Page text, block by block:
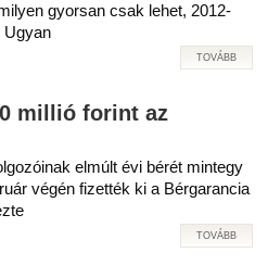
gyorsan csak lehet, 2012-
Ugyan
TOVÁBB
millió forint az
elmúlt évi bérét mintegy
végén fizették ki a Bérgarancia
TOVÁBB